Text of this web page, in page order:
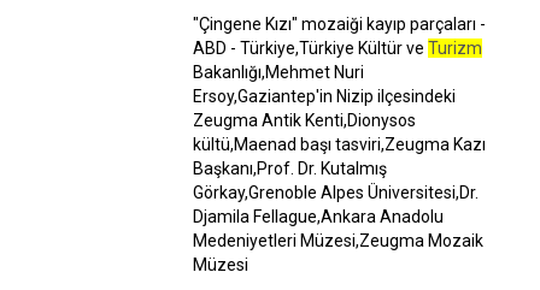
"Çingene Kızı" mozaiği kayıp parçaları -
ABD - Türkiye,Türkiye Kültür ve Turizm
Bakanlığı,Mehmet Nuri
Ersoy,Gaziantep'in Nizip ilçesindeki
Zeugma Antik Kenti,Dionysos
kültü,Maenad başı tasviri,Zeugma Kazı
Başkanı,Prof. Dr. Kutalmış
Görkay,Grenoble Alpes Üniversitesi,Dr.
Djamila Fellague,Ankara Anadolu
Medeniyetleri Müzesi,Zeugma Mozaik
Müzesi